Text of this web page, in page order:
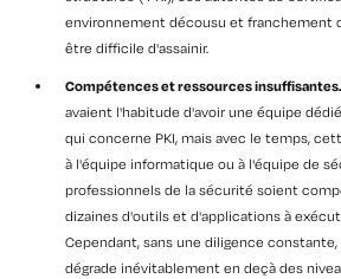
environnement décousu et franchement
être difficile d'assainir.
Compétences et ressources insuffisantes.
avaient l'habitude d'avoir une équipe
qui concerne PKI, mais avec le temps,
à l'équipe informatique ou à l'équipe de
professionnels de la sécurité soient
dizaines d'outils et d'applications à
Cependant, sans une diligence
dégrade inévitablement en deçà des